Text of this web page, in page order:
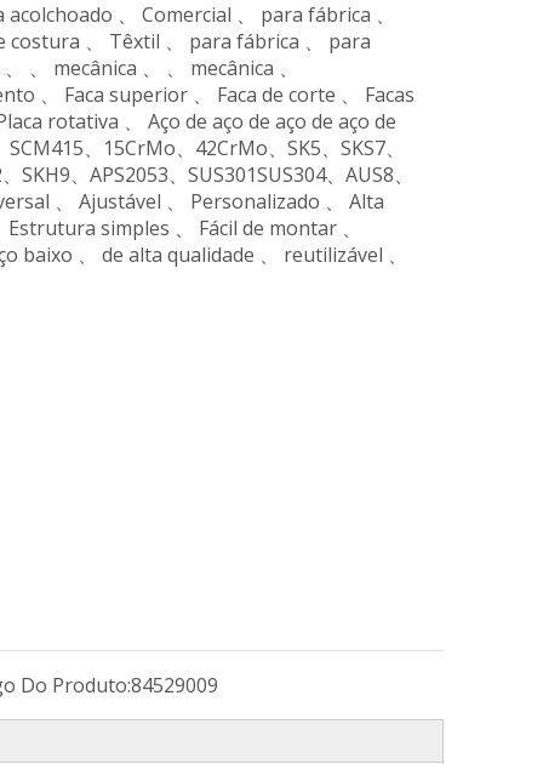
、 Comercial 、 para fábrica 、
、 Têxtil 、 para fábrica 、 para
、 mecânica 、 、 mecânica 、
、 Faca superior 、 Faca de corte 、 Facas
rotativa 、 Aço de aço de aço de aço de
、15CrMo、42CrMo、SK5、SKS7、
、APS2053、SUS301SUS304、AUS8、
、 Ajustável 、 Personalizado 、 Alta
simples 、 Fácil de montar 、
baixo 、 de alta qualidade 、 reutilizável 、
Do Produto:84529009